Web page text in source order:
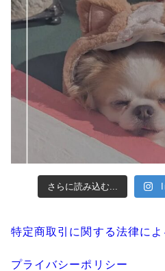
さらに読み込む...
特定商取引に関する法律によ
プライバシーポリシー